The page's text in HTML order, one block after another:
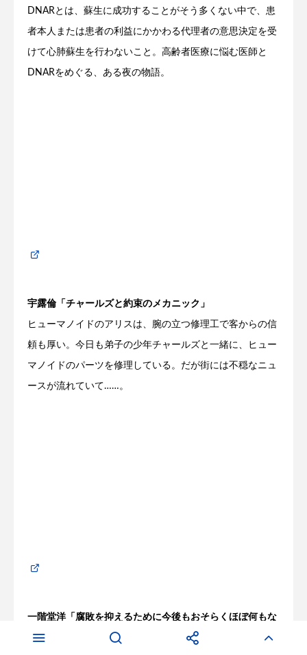
DNARとは、蘇生に成功することがそう多くない中で、患
者本人または患者の利益にかかわる代理者の意思決定を受
けて心肺蘇生を行わないこと。高齢者医療に悩む医師と
DNARをめぐる、ある夜の物語。
宇露倫「チャールズと約束のメカニック」
ヒューマノイドのアリスは、腕の立つ修理工で客からの信
頼も厚い。今日も弟子の少年チャールズと一緒に、ヒュー
マノイドのパーツを修理している。だが街には不穏なニュ
ースが流れていて……。
一階堂洋「腐敗を抑えるために今後もおそらくほぼ何もな
されないのはなぜか」